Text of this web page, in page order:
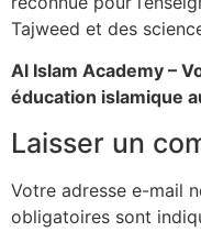
Tajweed et des
Al Islam Academy –
éducation islamique
Laisser un
Votre adresse e-mail
obligatoires sont